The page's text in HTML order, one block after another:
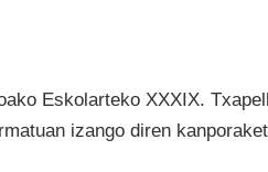
Eskolarteko XXXIX.
izango diren